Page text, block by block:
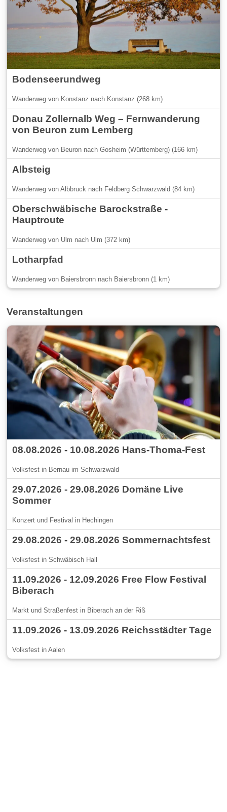
Bodenseerundweg
Wanderweg von Konstanz nach Konstanz (268 km)
Donau Zollernalb Weg – Fernwanderung
von Beuron zum Lemberg
Wanderweg von Beuron nach Gosheim (Württemberg) (166 km)
Albsteig
Wanderweg von Albbruck nach Feldberg Schwarzwald (84 km)
Oberschwäbische Barockstraße -
Hauptroute
Wanderweg von Ulm nach Ulm (372 km)
Lotharpfad
Wanderweg von Baiersbronn nach Baiersbronn (1 km)
Veranstaltungen
08.08.2026 - 10.08.2026 Hans-Thoma-Fest
Volksfest in Bernau im Schwarzwald
29.07.2026 - 29.08.2026 Domäne Live
Sommer
Konzert und Festival in Hechingen
29.08.2026 - 29.08.2026 Sommernachtsfest
Volksfest in Schwäbisch Hall
11.09.2026 - 12.09.2026 Free Flow Festival
Biberach
Markt und Straßenfest in Biberach an der Riß
11.09.2026 - 13.09.2026 Reichsstädter Tage
Volksfest in Aalen